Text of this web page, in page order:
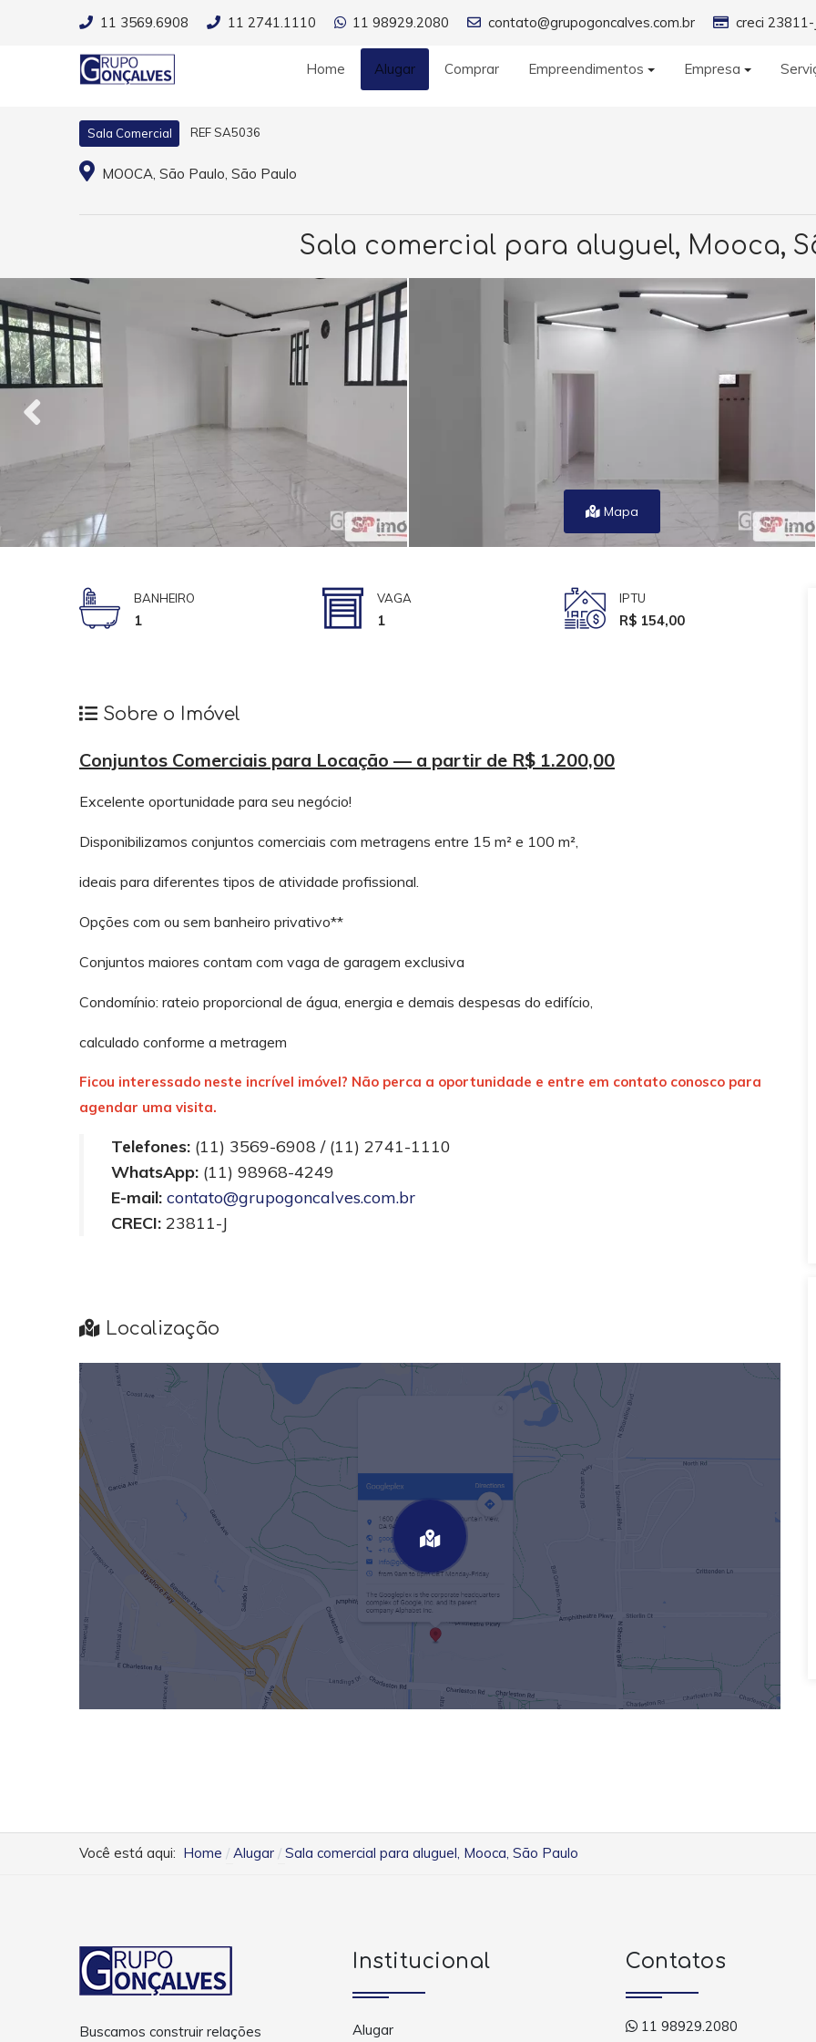
11 3569.6908 11 2741.1110 11 98929.2080 contato@grupogoncalves.com.br creci 23811-
Home Alugar Comprar Empreendimentos Empresa
Sala Comercial REF SA5036
MOOCA, São Paulo, São Paulo
Sala comercial para aluguel, Mooca,
Mapa
BANHEIRO
1
VAGA
1
IPTU
R$ 154,00
Sobre o Imóvel
Conjuntos Comerciais para Locação — a partir de R$ 1.200,00
Excelente oportunidade para seu negócio!
Disponibilizamos conjuntos comerciais com metragens entre 15 m² e 100 m²,
ideais para diferentes tipos de atividade profissional.
Opções com ou sem banheiro privativo**
Conjuntos maiores contam com vaga de garagem exclusiva
Condomínio: rateio proporcional de água, energia e demais despesas do edifício,
calculado conforme a metragem
Ficou interessado neste incrível imóvel? Não perca a oportunidade e entre em contato conosco para
agendar uma visita.
Telefones: (11) 3569-6908 / (11) 2741-1110
WhatsApp: (11) 98968-4249
E-mail: contato@grupogoncalves.com.br
CRECI: 23811-J
Localização
Você está aqui: Home Alugar Sala comercial para aluguel, Mooca, São Paulo
Buscamos construir relações
Institucional
Alugar
Contatos
11 98929.2080